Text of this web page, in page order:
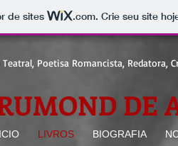
de sites .com. Crie seu site
Poetisa Romancista, Redatora,
DE
LIVROS BIOGRAFIA